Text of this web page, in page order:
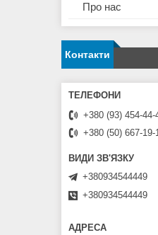
Про нас
Контакти
+380 (93) 454-44-
+380 (50) 667-19-
+380934544449
+380934544449